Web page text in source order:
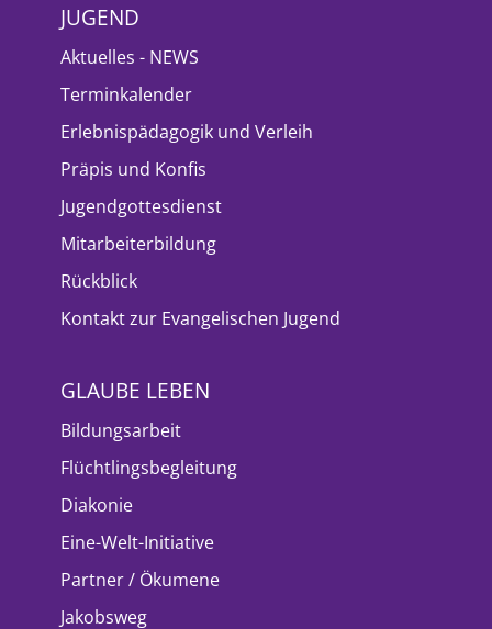
JUGEND
Aktuelles - NEWS
Terminkalender
Erlebnispädagogik und Verleih
Präpis und Konfis
Jugendgottesdienst
Mitarbeiterbildung
Rückblick
Kontakt zur Evangelischen Jugend
GLAUBE LEBEN
Bildungsarbeit
Flüchtlingsbegleitung
Diakonie
Eine-Welt-Initiative
Partner / Ökumene
Jakobsweg